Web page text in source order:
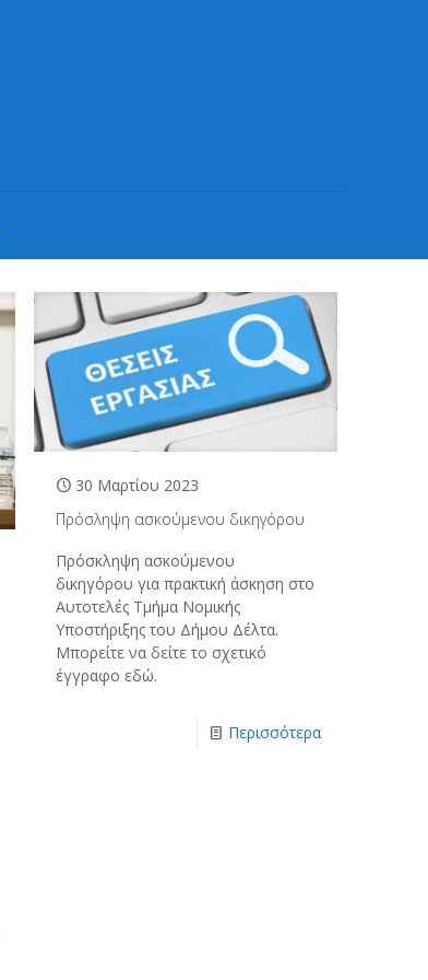
30 Μαρτίου 2023
Πρόσληψη ασκούμενου δικηγόρου
Πρόσκληψη ασκούμενου
δικηγόρου για πρακτική άσκηση στο
Αυτοτελές Τμήμα Νομικής
Υποστήριξης του Δήμου Δέλτα.
Μπορείτε να δείτε το σχετικό
έγγραφο εδώ.
Περισσότερα